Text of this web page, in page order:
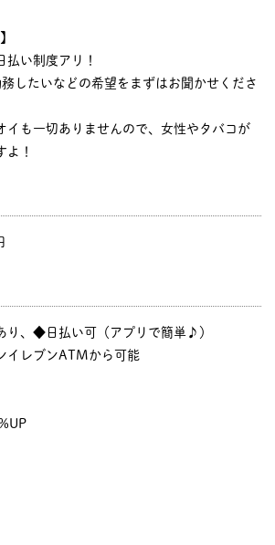
払い制度アリ！
したいなどの希望をまずはお聞かせくださ
イも一切ありませんので、女性やタバコが
よ！
り、◆日払い可（アプリで簡単♪）
イレブンATMから可能